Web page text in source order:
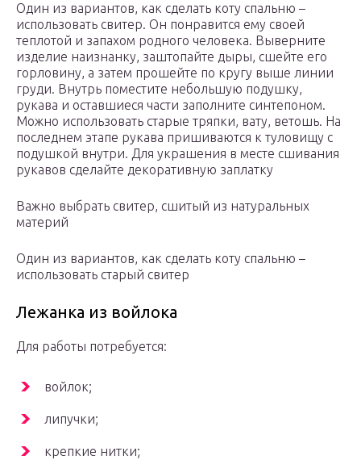
Один из вариантов, как сделать коту спальню –
использовать свитер. Он понравится ему своей
теплотой и запахом родного человека. Выверните
изделие наизнанку, заштопайте дыры, сшейте его
горловину, а затем прошейте по кругу выше линии
груди. Внутрь поместите небольшую подушку,
рукава и оставшиеся части заполните синтепоном.
Можно использовать старые тряпки, вату, ветошь. На
последнем этапе рукава пришиваются к туловищу с
подушкой внутри. Для украшения в месте сшивания
рукавов сделайте декоративную заплатку
Важно выбрать свитер, сшитый из натуральных
материй
Один из вариантов, как сделать коту спальню –
использовать старый свитер
Лежанка из войлока
Для работы потребуется:
войлок;
липучки;
крепкие нитки;